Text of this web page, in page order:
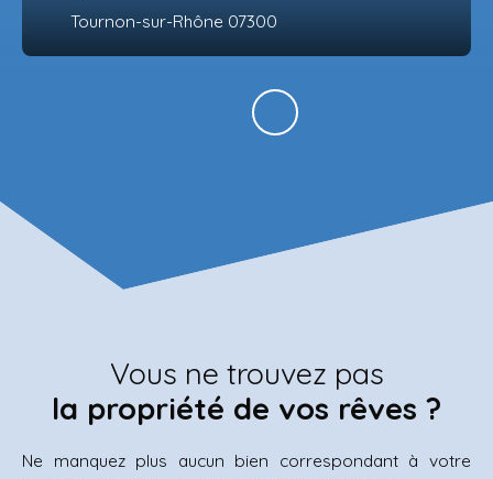
Tournon-sur-Rhône 07300
Vous ne trouvez pas
la propriété de vos rêves ?
Ne manquez plus aucun bien correspondant à votre